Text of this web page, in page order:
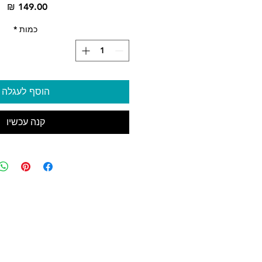
‏149.00 ‏₪
כמות *
הוסף לעגלה
קנה עכשיו